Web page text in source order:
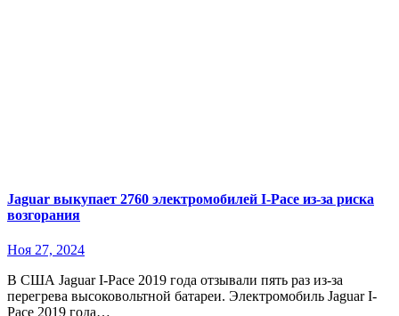
Jaguar выкупает 2760 электромобилей I-Pace из-за риска
возгорания
Ноя 27, 2024
В США Jaguar I-Pace 2019 года отзывали пять раз из-за
перегрева высоковольтной батареи. Электромобиль Jaguar I-
Pace 2019 года…